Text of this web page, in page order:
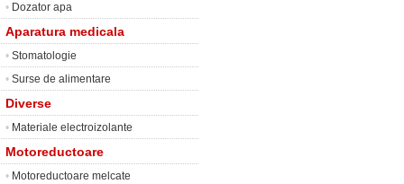
• Dozator apa
Aparatura medicala
• Stomatologie
• Surse de alimentare
Diverse
• Materiale electroizolante
Motoreductoare
• Motoreductoare melcate